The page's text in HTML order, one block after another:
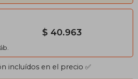
$ 40.963
incluídos en el precio ✅